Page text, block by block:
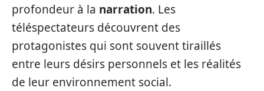
profondeur à la narration. Les
téléspectateurs découvrent des
protagonistes qui sont souvent tiraillés
entre leurs désirs personnels et les réalités
de leur environnement social.